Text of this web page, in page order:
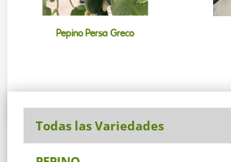
Pepino Persa Greco
Todas las Variedades